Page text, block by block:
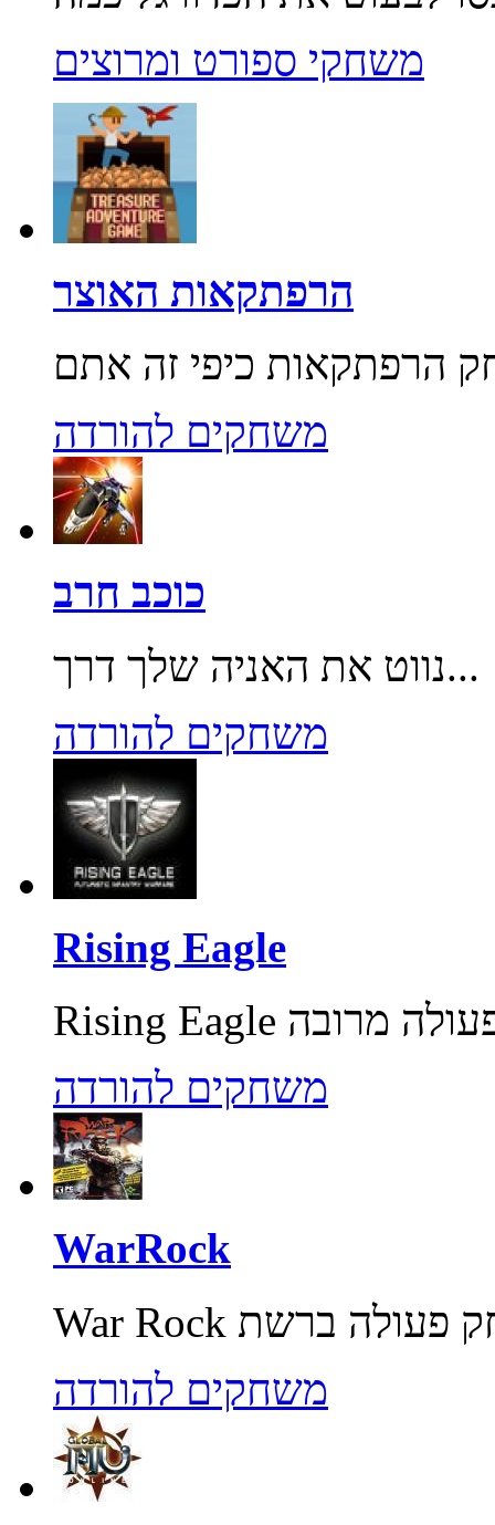
משחקי ספורט ומרוצים
הרפתקאות האוצר
משחקים להורדה
כוכב חרב
נווט את האניה שלך דרך...
משחקים להורדה
Rising Eagle
משחקים להורדה
WarRock
משחקים להורדה